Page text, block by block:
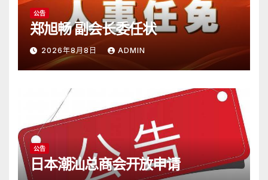
公告
郑旭畅 副会长委任状
2026年8月8日 ADMIN
公告
日本潮汕总商会开放申请